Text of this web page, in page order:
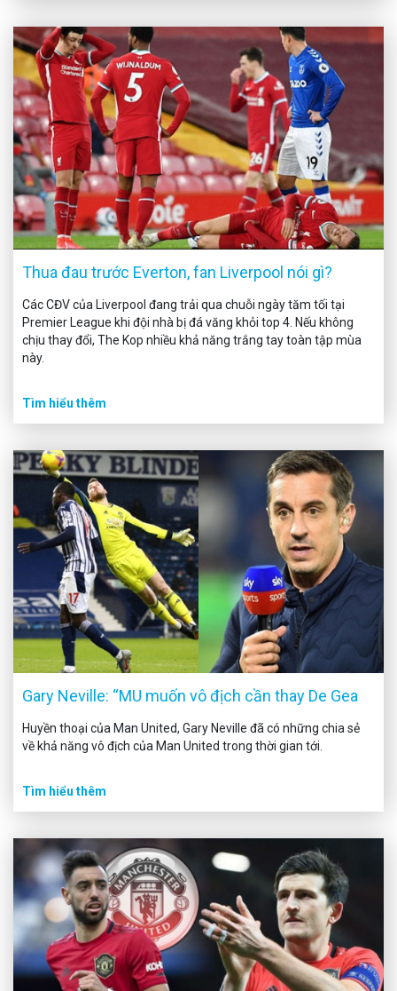
Thua đau trước Everton, fan Liverpool nói gì?
Các CĐV của Liverpool đang trải qua chuỗi ngày tăm tối tại
Premier League khi đội nhà bị đá văng khỏi top 4. Nếu không
chịu thay đổi, The Kop nhiều khả năng trắng tay toàn tập mùa
này.
Tìm hiểu thêm
Gary Neville: “MU muốn vô địch cần thay De Gea
Huyền thoại của Man United, Gary Neville đã có những chia sẻ
về khả năng vô địch của Man United trong thời gian tới.
Tìm hiểu thêm